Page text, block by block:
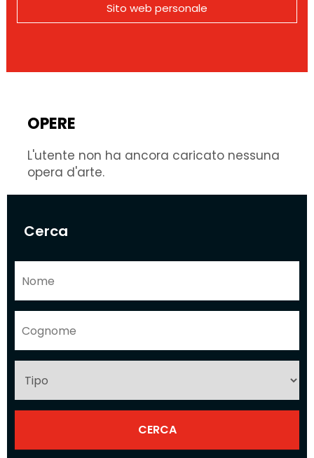
Cerca
Sito web personale
OPERE
L'utente non ha ancora caricato nessuna
opera d'arte.